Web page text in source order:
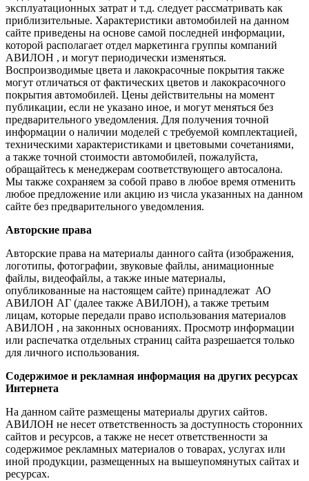
эксплуатационных затрат и т.д. следует рассматривать как
приблизительные. Характеристики автомобилей на данном
сайте приведены на основе самой последней информации,
которой располагает отдел маркетинга группы компаний
АВИЛОН , и могут периодически изменяться.
Воспроизводимые цвета и лакокрасочные покрытия также
могут отличаться от фактических цветов и лакокрасочного
покрытия автомобилей. Цены действительны на момент
публикации, если не указано иное, и могут меняться без
предварительного уведомления. Для получения точной
информации о наличии моделей с требуемой комплектацией,
техническими характеристиками и цветовыми сочетаниями,
а также точной стоимости автомобилей, пожалуйста,
обращайтесь к менеджерам соответствующего автосалона.
Мы также сохраняем за собой право в любое время отменить
любое предложение или акцию из числа указанных на данном
сайте без предварительного уведомления.
Авторские права
Авторские права на материалы данного сайта (изображения,
логотипы, фотографии, звуковые файлы, анимационные
файлы, видеофайлы, а также иные материалы,
опубликованные на настоящем сайте) принадлежат АО
АВИЛОН АГ (далее также АВИЛОН), а также третьим
лицам, которые передали право использования материалов
АВИЛОН , на законных основаниях. Просмотр информации
или распечатка отдельных страниц сайта разрешается только
для личного использования.
Содержимое и рекламная информация на других ресурсах
Интернета
На данном сайте размещены материалы других сайтов.
АВИЛОН не несет ответственность за доступность сторонних
сайтов и ресурсов, а также не несет ответственности за
содержимое рекламных материалов о товарах, услугах или
иной продукции, размещенных на вышеупомянутых сайтах и
ресурсах.